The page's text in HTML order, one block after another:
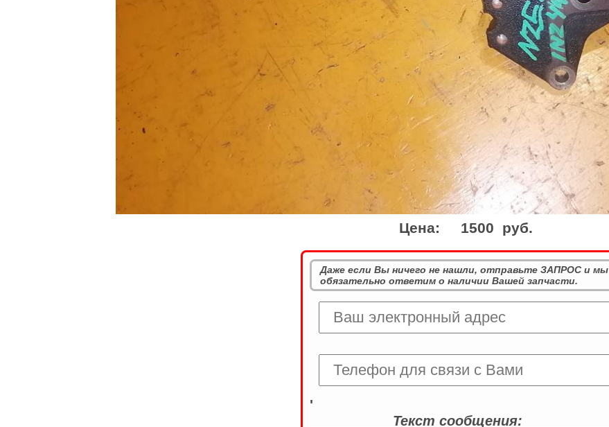
Цена: 1500 руб.
Даже если Вы ничего не нашли, отправьте ЗАПРОС и мы
обязательно ответим о наличии Вашей запчасти.
'
Текст сообщения: